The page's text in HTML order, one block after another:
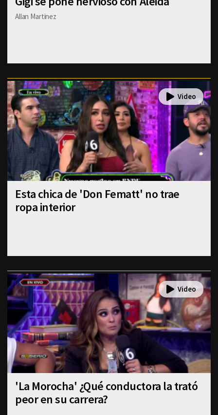
Allan Martinez
Esta chica de 'Don Fematt' no trae
ropa interior
'La Morocha' ¿Qué conductora la trató
peor en su carrera?